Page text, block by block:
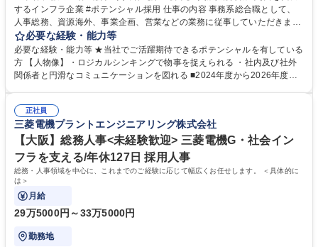
するインフラ企業 #ポテンシャル採用 仕事の内容 事務系総合職として、
人事総務、資源海外、事業企画、営業などの業務に従事していただきま
す。 【業務内容の一例】■所属事業部の勤労業務 ■海外に関係する各種業
務 ■営業部門の企画スタッフ、ルート営業 【キャリアパス】入社後の配属
ポジションで一定期間ご活躍頂いた後、本人の適性及び将来のキャリアを
鑑みてジョブローテーションを行います。 【育成】OJTでの現場育成や研
表するインフラ企業 #ポテンシャル採用
必要な経験・能力等
必要な経験・能力等 ★当社でご活躍期待できるポテンシャルを有している
方 【人物像】・ロジカルシンキングで物事を捉えられる ・社内及び社外
関係者と円滑なコミュニケーションを図れる ■2024年度から2026年度ま
72.html ■エネルギーセキュリティの不安定化や気候変動による自然災害の
甚大化など、これまで以上に社会課題解決の重要性が高まっています。
「未来の日常」の創造に向けて持続可能な社会の実現に貢献してまいりま
す。 学歴・資格 学歴：大学院 大学 語学力： 資格：
正社員
三菱電機プラントエンジニアリング株式会社
【大阪】総務人事<未経験歓迎> 三菱電機G・社会イン
フラを支える/年休127日 採用人事
総務・人事領域を中心に、これまでのご経験に応じて幅広くお任せします。 ＜具体的に
は＞
月給
29万5000円～33万5000円
勤務地